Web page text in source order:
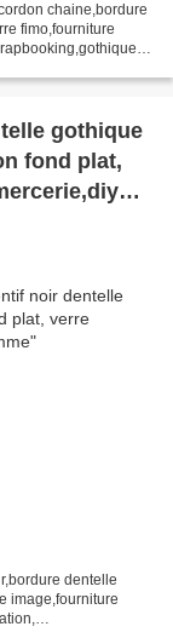
chaine,bordure
fimo,fourniture
gothique
fond plat,
dentelle
image,fourniture